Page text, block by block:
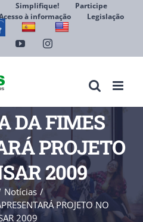
Simplifique!
Participe
à informação
Legislação
YouTubeInstagram
DA FIMES
PROJETO
2009
Notícias
PROJETO NO
2009